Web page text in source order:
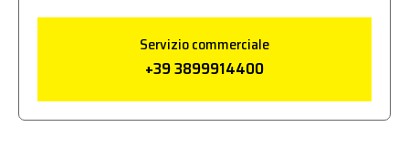
Servizio commerciale
+39 3899914400